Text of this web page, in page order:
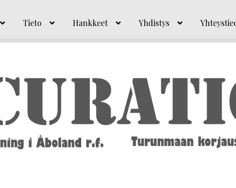
Tieto Hankkeet Yhdistys